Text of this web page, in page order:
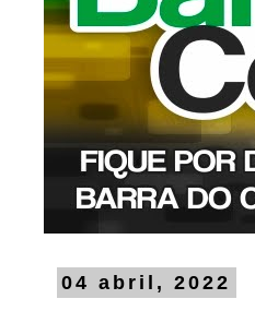
04 abril, 2022